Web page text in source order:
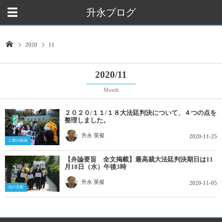
升永ブログ
2020 11
2020/11
Month
１票の格差
２０２０/１１/１８大法廷判決について、４つの点を
整理しました。
升永 英俊 2020-11-25
法の支配
【弁論要旨 全文掲載】最高裁大法廷判決期日は11
月18日（水）午後3時
升永 英俊 2020-11-05